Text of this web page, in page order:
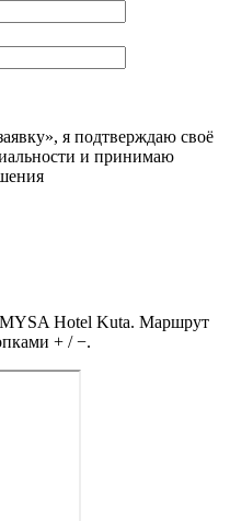
я подтверждаю своё
и принимаю
Hotel Kuta. Маршрут
+ / −.